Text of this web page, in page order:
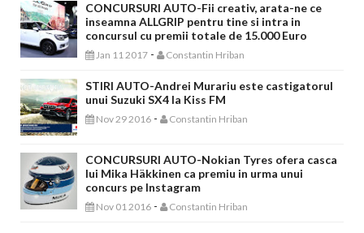
CONCURSURI AUTO-Fii creativ, arata-ne ce
inseamna ALLGRIP pentru tine si intra in
concursul cu premii totale de 15.000 Euro
Jan 11 2017 - Constantin Hriban
STIRI AUTO-Andrei Murariu este castigatorul
unui Suzuki SX4 la Kiss FM
Nov 29 2016 - Constantin Hriban
CONCURSURI AUTO-Nokian Tyres ofera casca
lui Mika Häkkinen ca premiu in urma unui
concurs pe Instagram
Nov 01 2016 - Constantin Hriban